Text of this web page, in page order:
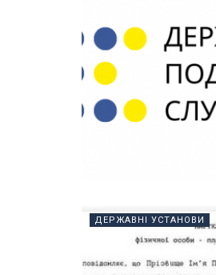
ДЕРЖАВНІ УСТАНОВИ